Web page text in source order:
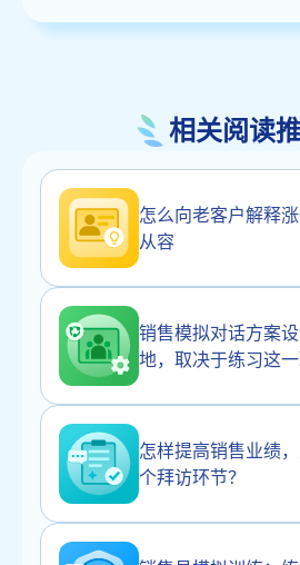
相关阅读
怎么向老客户解释
从容
销售模拟对话方案
地，取决于练习这
怎样提高销售业绩
个拜访环节？